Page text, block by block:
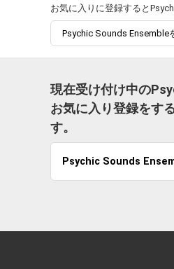
お気に入りに登録すると
Psychic Sounds Ensemble
現在受け付け中の
お気に入り登録をす
す。
Psychic Sounds